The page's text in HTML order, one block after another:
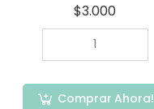
$3.000
Comprar Ahora!